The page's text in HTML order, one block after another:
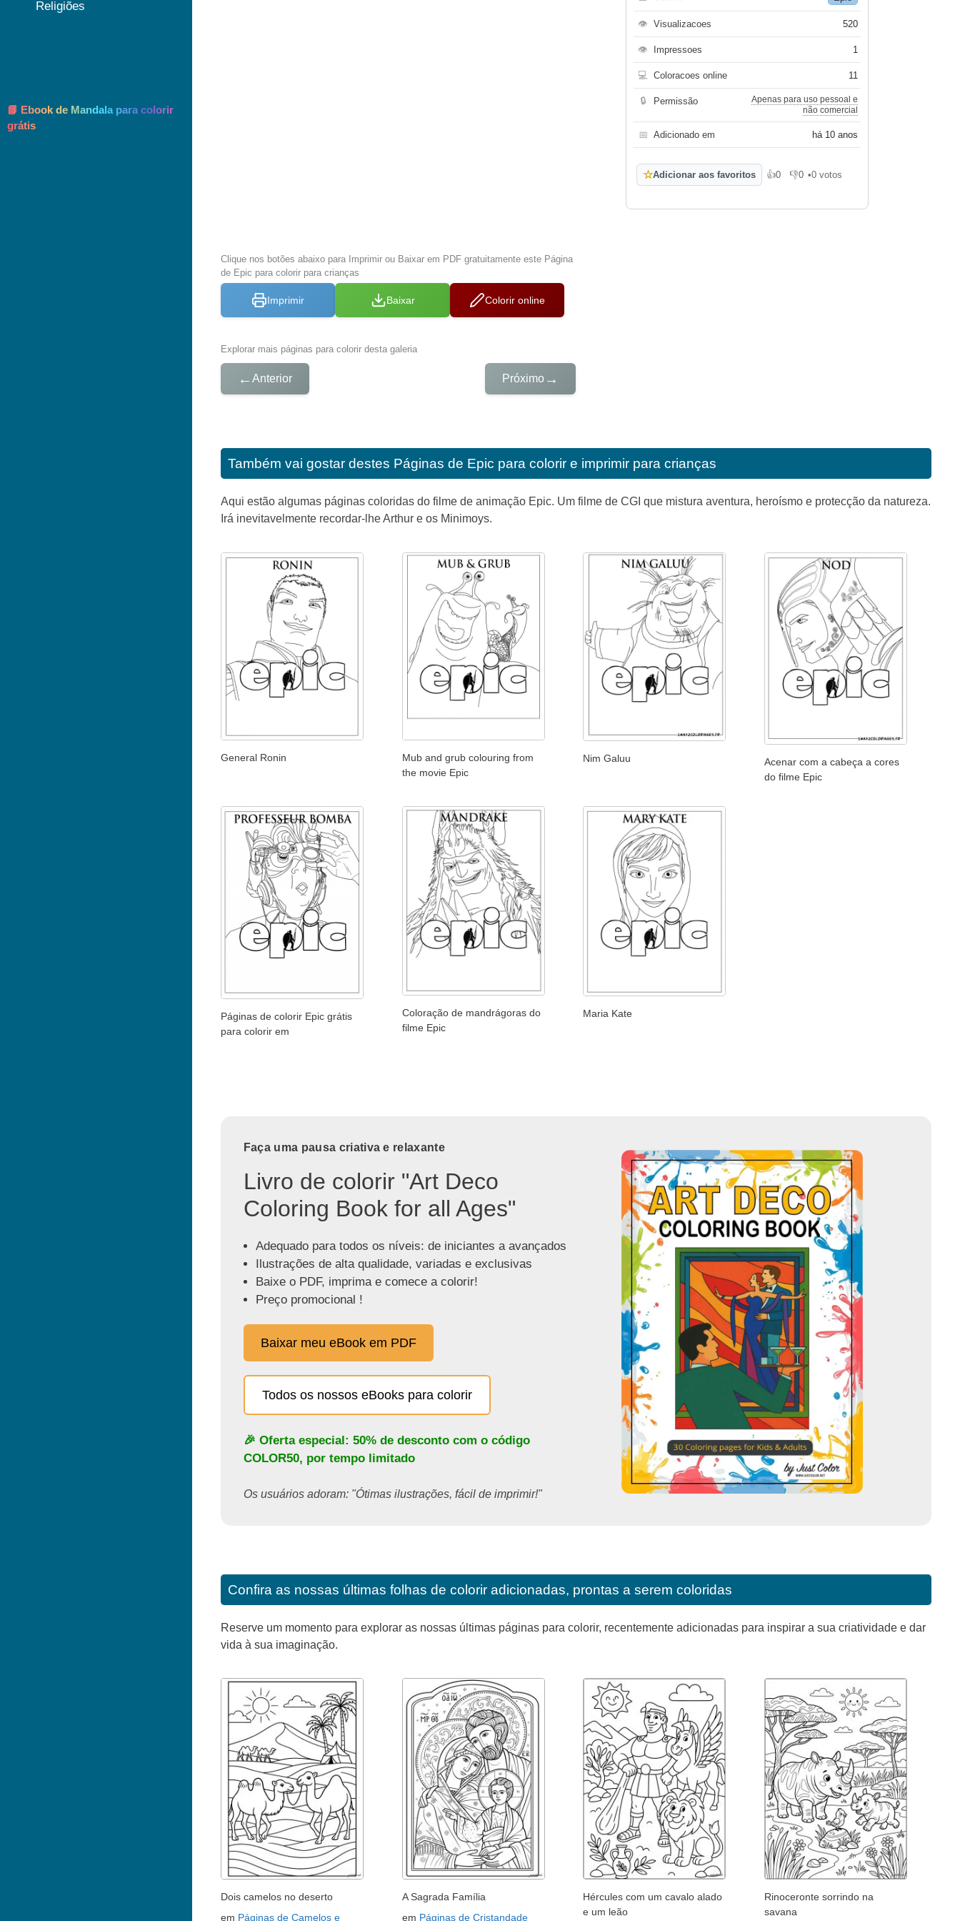
Clique nos botões abaixo para Imprimir ou Baixar em PDF gratuitamente este Página
de Epic para colorir para crianças
Imprimir Baixar Colorir online
Explorar mais páginas para colorir desta galeria
← Anterior Próximo →
👁 Visualizacoes 520
👁 Impressoes 1
💻 Coloracoes online 11
🔒 Permissão
Apenas para uso pessoal e
não comercial
📅 Adicionado em há 10 anos
☆Adicionar aos favoritos 👍0
Gosto 👎0
Não gosto
•0 votos
Também vai gostar destes Páginas de Epic para colorir e imprimir para crianças
Aqui estão algumas páginas coloridas do filme de animação Epic. Um filme de CGI que mistura aventura, heroísmo e protecção da natureza.
Irá inevitavelmente recordar-lhe Arthur e os Minimoys.
General Ronin
Mub and grub colouring from
the movie Epic
Nim Galuu
Acenar com a cabeça a cores
do filme Epic
Páginas de colorir Epic grátis
para colorir em
Coloração de mandrágoras do
filme Epic
Maria Kate
Faça uma pausa criativa e relaxante
Livro de colorir "Art Deco
Coloring Book for all Ages"
Adequado para todos os níveis: de iniciantes a avançados
Ilustrações de alta qualidade, variadas e exclusivas
Baixe o PDF, imprima e comece a colorir!
Preço promocional !
Baixar meu eBook em PDF
Todos os nossos eBooks para colorir
🎉 Oferta especial: 50% de desconto com o código
COLOR50, por tempo limitado
Os usuários adoram: "Ótimas ilustrações, fácil de imprimir!"
Confira as nossas últimas folhas de colorir adicionadas, prontas a serem coloridas
Reserve um momento para explorar as nossas últimas páginas para colorir, recentemente adicionadas para inspirar a sua criatividade e dar
vida à sua imaginação.
Dois camelos no deserto
em Páginas de Camelos e
A Sagrada Família
em Páginas de Cristandade
Hércules com um cavalo alado
e um leão
Rinoceronte sorrindo na
savana
Religiões
📘 Ebook de Mandala para colorir
grátis